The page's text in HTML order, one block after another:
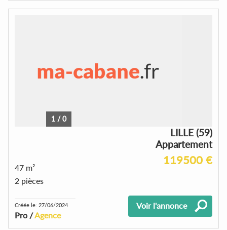
1 /0
LILLE (59)
Appartement
119500 €
47 m²
2 pièces
Créée le: 27/06/2024
Pro /Agence
Voir l'annonce